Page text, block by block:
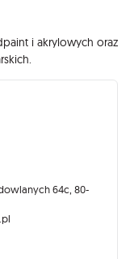
i akrylowych oraz
64c, 80-